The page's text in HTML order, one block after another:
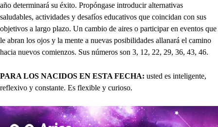
año determinará su éxito. Propóngase introducir alternativas
saludables, actividades y desafíos educativos que coincidan con sus
objetivos a largo plazo. Un cambio de aires o participar en eventos que
le abran los ojos y la mente a nuevas posibilidades allanará el camino
hacia nuevos comienzos. Sus números son 3, 12, 22, 29, 36, 43, 46.
PARA LOS NACIDOS EN ESTA FECHA: usted es inteligente,
reflexivo y constante. Es flexible y curioso.